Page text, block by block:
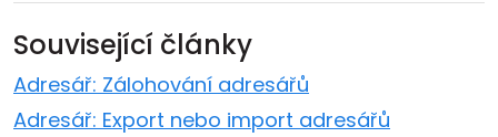
Související články
Adresář: Zálohování adresářů
Adresář: Export nebo import adresářů